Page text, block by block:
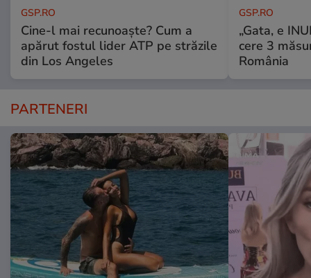
GSP.RO
Cine-l mai recunoaște? Cum a
apărut fostul lider ATP pe străzile
din Los Angeles
GSP.RO
„Gata, e
cere 3
România
PARTENERI